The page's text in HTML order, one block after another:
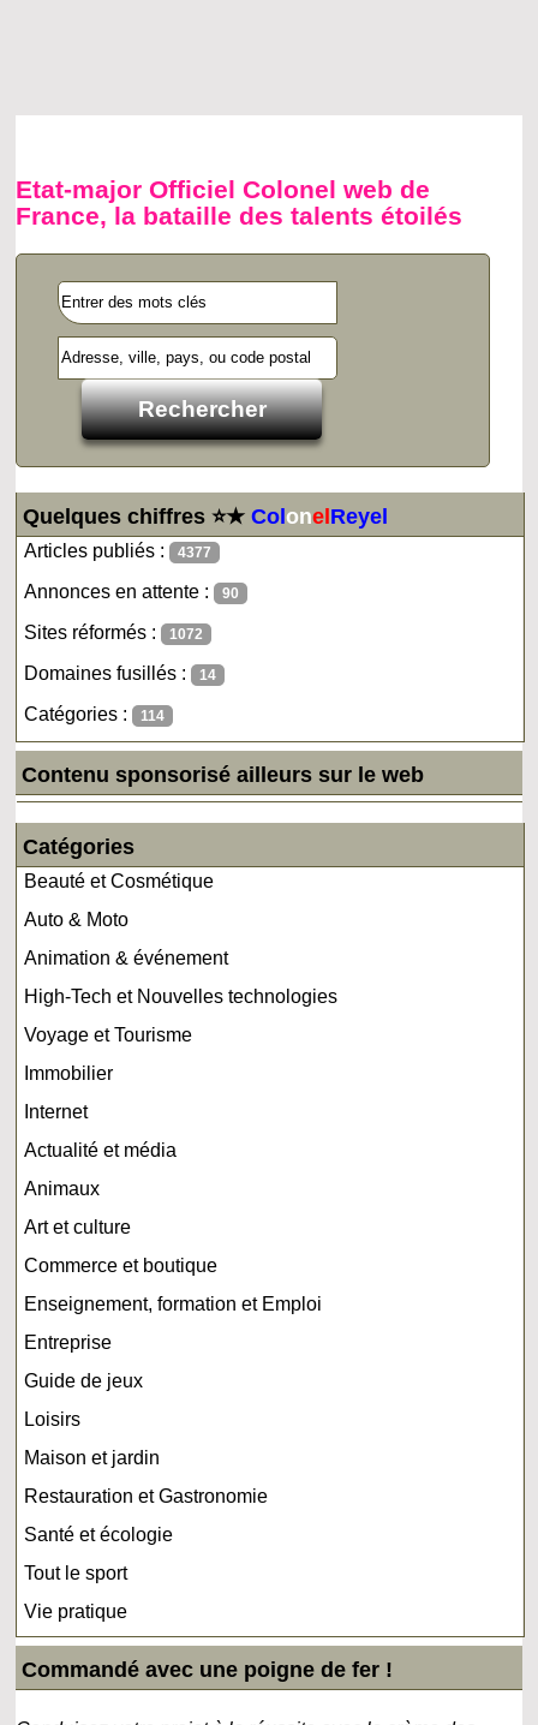
Etat-major Officiel Colonel web de
France, la bataille des talents étoilés
Quelques chiffres ⭐★ColonelReyel
Articles publiés : 4377
Annonces en attente : 90
Sites réformés : 1072
Domaines fusillés : 14
Catégories : 114
Contenu sponsorisé ailleurs sur le web
Catégories
Beauté et Cosmétique
Auto & Moto
Animation & événement
High-Tech et Nouvelles technologies
Voyage et Tourisme
Immobilier
Internet
Actualité et média
Animaux
Art et culture
Commerce et boutique
Enseignement, formation et Emploi
Entreprise
Guide de jeux
Loisirs
Maison et jardin
Restauration et Gastronomie
Santé et écologie
Tout le sport
Vie pratique
Commandé avec une poigne de fer !